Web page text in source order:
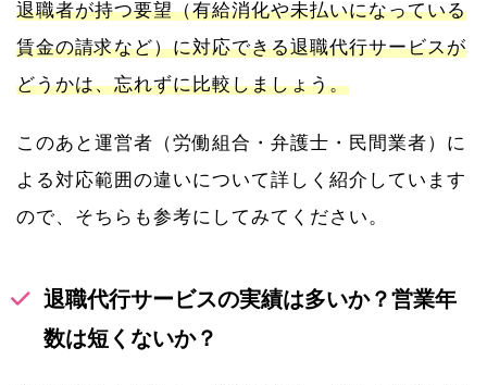
退職者が持つ要望（有給消化や未払いになっている
賃金の請求など）に対応できる退職代行サービスが
どうかは、忘れずに比較しましょう。
このあと運営者（労働組合・弁護士・民間業者）に
よる対応範囲の違いについて詳しく紹介しています
ので、そちらも参考にしてみてください。
退職代行サービスの実績は多いか？営業年
数は短くないか？